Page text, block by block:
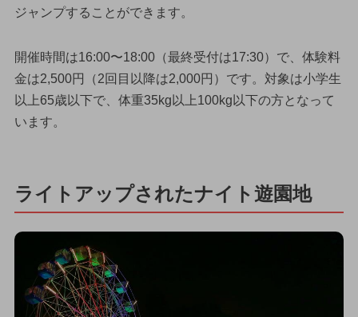
ジャンプすることができます。
開催時間は16:00〜18:00（最終受付は17:30）で、体験料
金は2,500円（2回目以降は2,000円）です。対象は小学生
以上65歳以下で、体重35kg以上100kg以下の方となって
います。
ライトアップされたナイト遊園地